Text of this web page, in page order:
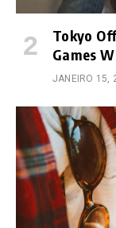
Tokyo
Games
JANEIRO 15,